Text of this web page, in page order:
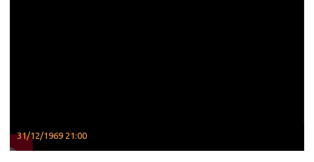
31/12/1969 21:00